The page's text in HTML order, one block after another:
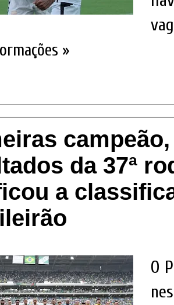
»
da 37ª
a
O